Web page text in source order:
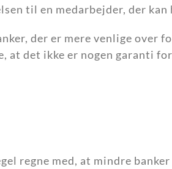
til en medarbejder, der
der er mere venlige
det ikke er nogen garanti
regne med, at mindre